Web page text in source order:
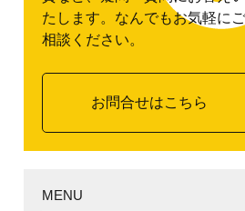
たします。なんでもお気軽にご
相談ください。
お問合せはこちら
MENU